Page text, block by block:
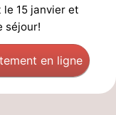
le 15 janvier et
séjour!
en ligne